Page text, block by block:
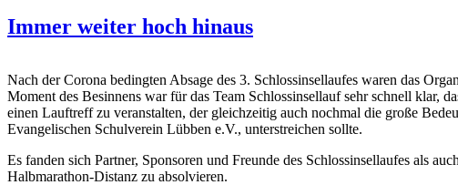
Immer weiter hoch hinaus
Nach der Corona bedingten Absage des 3. Schlossinsellaufes waren das
Moment des Besinnens war für das Team Schlossinsellauf sehr schnell klar,
einen Lauftreff zu veranstalten, der gleichzeitig auch nochmal die große
Evangelischen Schulverein Lübben e.V., unterstreichen sollte.
Es fanden sich Partner, Sponsoren und Freunde des Schlossinsellaufes als
Halbmarathon-Distanz zu absolvieren.